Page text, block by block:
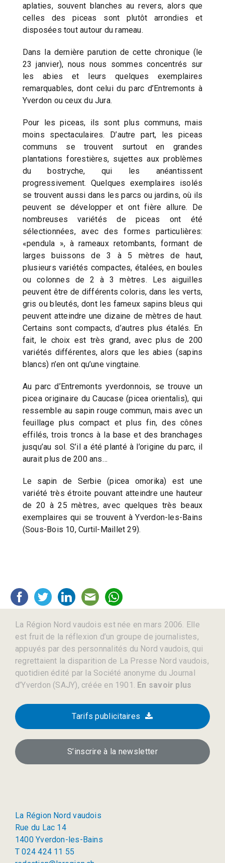
aplaties, souvent blanches au revers, alors que
celles des piceas sont plutôt arrondies et
disposées tout autour du rameau.
Dans la dernière parution de cette chronique (le
23 janvier), nous nous sommes concentrés sur
les abies et leurs quelques exemplaires
remarquables, dont celui du parc d’Entremonts à
Yverdon ou ceux du Jura.
Pour les piceas, ils sont plus communs, mais
moins spectaculaires. D’autre part, les piceas
communs se trouvent surtout en grandes
plantations forestières, sujettes aux problèmes
du bostryche, qui les anéantissent
progressivement. Quelques exemplaires isolés
se trouvent aussi dans les parcs ou jardins, où ils
peuvent se développer et ont fière allure. De
nombreuses variétés de piceas ont été
sélectionnées, avec des formes particulières:
«pendula », à rameaux retombants, formant de
larges buissons de 3 à 5 mètres de haut,
plusieurs variétés compactes, étalées, en boules
ou colonnes de 2 à 3 mètres. Les aiguilles
peuvent être de différents coloris, dans les verts,
gris ou bleutés, dont les fameux sapins bleus qui
peuvent atteindre une dizaine de mètres de haut.
Certains sont compacts, d’autres plus étalés. En
fait, le choix est très grand, avec plus de 200
variétés différentes, alors que les abies (sapins
blancs) n’en ont qu’une vingtaine.
Au parc d’Entremonts yverdonnois, se trouve un
picea originaire du Caucase (picea orientalis), qui
ressemble au sapin rouge commun, mais avec un
feuillage plus compact et plus fin, des cônes
effilés, trois troncs à la base et des branchages
jusqu’au sol. S’il a été planté à l’origine du parc, il
aurait plus de 200 ans…
Le sapin de Serbie (picea omorika) est une
variété très étroite pouvant atteindre une hauteur
de 20 à 25 mètres, avec quelques très beaux
exemplaires qui se trouvent à Yverdon-les-Bains
(Sous-Bois 10, Curtil-Maillet 29).
La Région Nord vaudois est née en mars 2006. Elle
est fruit de la réflexion d’un groupe de journalistes,
appuyés par des personnalités du Nord vaudois, qui
regrettaient la disparition de La Presse Nord vaudois,
quotidien édité par la Société anonyme du Journal
d’Yverdon (SAJY), créée en 1901. En savoir plus
Tarifs publicitaires
S’inscrire à la newsletter
La Région Nord vaudois
Rue du Lac 14
1400 Yverdon-les-Bains
T 024 424 11 55